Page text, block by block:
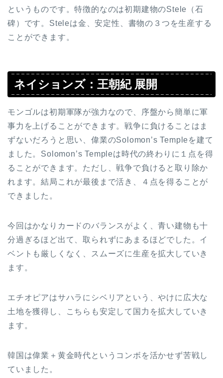
というものです。特徴的なのは初期建物のStele（石
碑）です。Steleは金、安定性、書物の３つを生産する
ことができます。
ネイションズ：王朝紀 展開
モンゴルは初期軍隊が強力なので、序盤から簡単に軍
事力を上げることができます。戦争に負けることはま
ずないだろうと思い、偉業のSolomon’s Templeを建て
ました。Solomon’s Templeは時代の終わりに１点を得
ることができます。ただし、戦争で負けると取り除か
れます。結局これが最後まで活き、４点を得ることが
できました。
今回はかなりカードのバランスがよく、青い建物も十
分過ぎるほど出て、取られずにあまるほどでした。イ
ベントも厳しくなく、スムーズに生産を拡大していき
ます。
エチオピアはサハラにシベリアという、やけに広大な
土地を獲得し、こちらも安定して国力を拡大していき
ます。
韓国は偉業＋黄金時代というコンボを活かせず苦戦し
ていました。